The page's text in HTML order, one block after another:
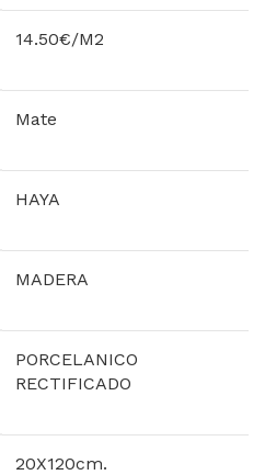
14.50€/M2
Mate
HAYA
MADERA
PORCELANICO
RECTIFICADO
20X120cm.